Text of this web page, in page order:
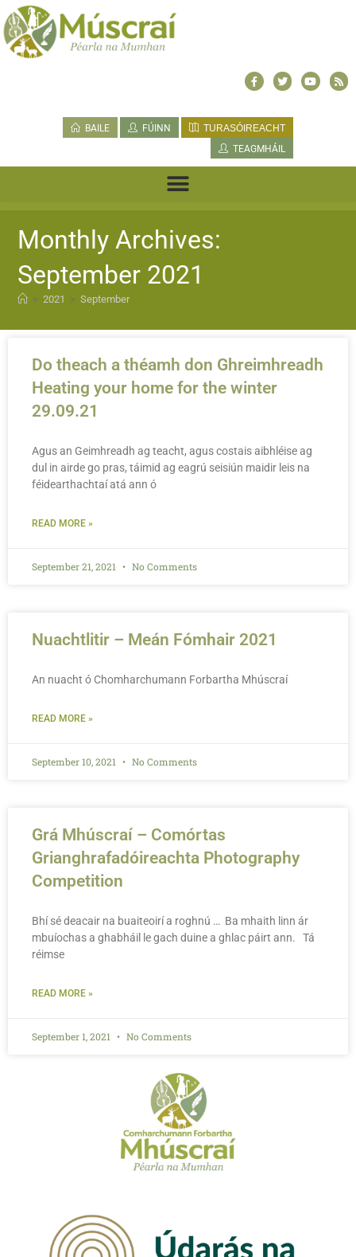
BAILE FÚINN
TURASÓIREACHT
TEAGMHÁIL
Monthly Archives:
September 2021
> 2021 > September
Do theach a théamh don Ghreimhreadh
Heating your home for the winter
29.09.21
Agus an Geimhreadh ag teacht, agus costais aibhléise ag
dul in airde go pras, táimid ag eagrú seisiún maidir leis na
féidearthachtaí atá ann ó
READ MORE »
September 21, 2021 No Comments
Nuachtlitir – Meán Fómhair 2021
An nuacht ó Chomharchumann Forbartha Mhúscraí
READ MORE »
September 10, 2021 No Comments
Grá Mhúscraí – Comórtas
Grianghrafadóireachta Photography
Competition
Bhí sé deacair na buaiteoirí a roghnú … Ba mhaith linn ár
mbuíochas a ghabháil le gach duine a ghlac páirt ann. Tá
réimse
READ MORE »
September 1, 2021 No Comments